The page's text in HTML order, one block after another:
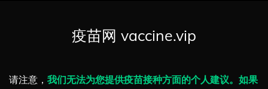
疫苗网 vaccine.vip
请注意， 我们无法为您提供疫苗接种方面的个人建议。如果